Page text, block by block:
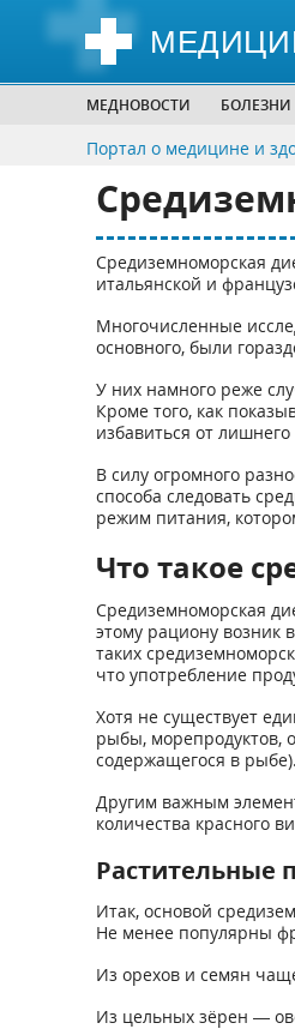
МЕДНОВОСТИ БОЛЕЗНИ
Портал о медицине и
Средиземноморская
итальянской и
Многочисленные
основного, были
У них намного реже
Кроме того, как
избавиться от лишнего
В силу огромного
способа следовать
режим питания,
Что такое
Средиземноморская
этому рациону возник
таких
что употребление
Хотя не существует
рыбы, морепродуктов,
содержащегося в
Другим важным
количества красного
Растительные
Итак, основой
Не менее популярны
Из орехов и семян
Из цельных зёрен —